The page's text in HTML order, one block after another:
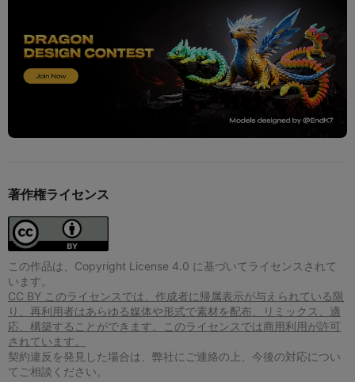
著作権ライセンス
この作品は、Copyright License 4.0 に基づいてライセンスされて
います。
CC BY このライセンスでは、作成者に帰属表示が与えられている限
り、再利用者はあらゆる媒体や形式で素材を配布、リミックス、適
応、構築することができます。このライセンスでは商用利用が許可
されています。
契約違反を発見した場合は、弊社にご連絡の上、今後の対応につい
てご相談ください。